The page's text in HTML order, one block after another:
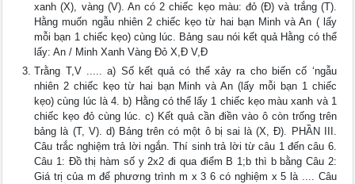
xanh (X), vàng (V). An có 2 chiếc kẹo màu: đỏ (Đ) và trắng (T).
Hằng muốn ngẫu nhiên 2 chiếc kẹo từ hai bạn Minh và An ( lấy
mỗi bạn 1 chiếc kẹo) cùng lúc. Bảng sau nói kết quả Hằng có thể
lấy: An / Minh Xanh Vàng Đỏ X,Đ V,Đ
Trằng T,V ..... a) Số kết quả có thể xảy ra cho biến cố ‘ngẫu
nhiên 2 chiếc kẹo từ hai bạn Minh và An (lấy mỗi bạn 1 chiếc
kẹo) cùng lúc là 4. b) Hằng có thể lấy 1 chiếc kẹo màu xanh và 1
chiếc kẹo đỏ cùng lúc. c) Kết quả cần điền vào ô còn trống trên
bảng là (T, V). d) Bảng trên có một ô bị sai là (X, Đ). PHẦN III.
Câu trắc nghiệm trả lời ngắn. Thí sinh trả lời từ câu 1 đến câu 6.
Câu 1: Đồ thị hàm số y 2x2 đi qua điểm B 1;b thì b bằng Câu 2:
Giá trị của m để phương trình m x 3 6 có nghiệm x 5 là .... Câu